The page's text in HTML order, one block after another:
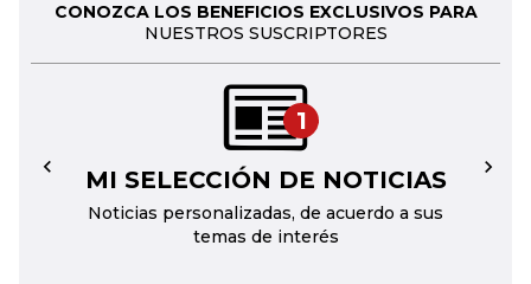
CONOZCA LOS BENEFICIOS EXCLUSIVOS PARA
NUESTROS SUSCRIPTORES
1
MI SELECCIÓN DE NOTICIAS
Noticias personalizadas, de acuerdo a sus
temas de interés
← →